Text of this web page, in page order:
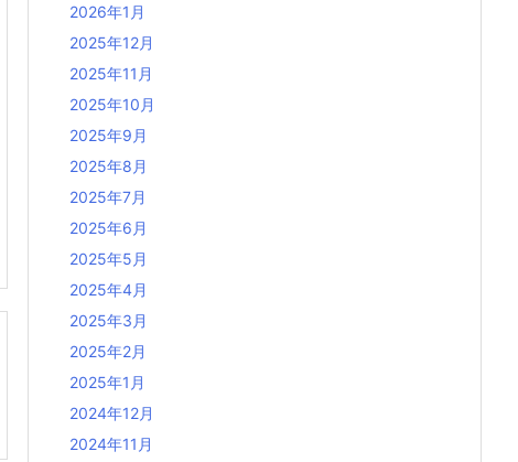
2026年1月
2025年12月
2025年11月
2025年10月
2025年9月
2025年8月
2025年7月
2025年6月
2025年5月
2025年4月
2025年3月
2025年2月
2025年1月
2024年12月
2024年11月